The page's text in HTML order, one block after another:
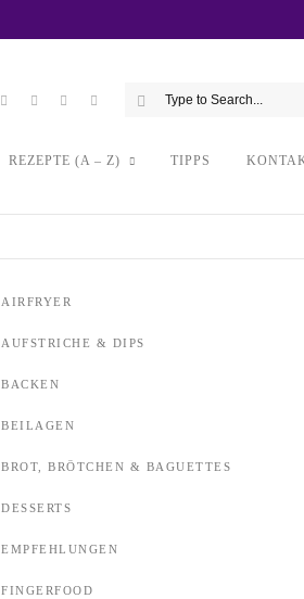
REZEPTE (A – Z) TIPPS
AIRFRYER
AUFSTRICHE & DIPS
BACKEN
BEILAGEN
BROT, BRÖTCHEN & BAGUETTES
DESSERTS
EMPFEHLUNGEN
FINGERFOOD